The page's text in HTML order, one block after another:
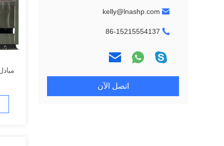
kelly@lnashp.com
86-15215554137
اتصل الآن